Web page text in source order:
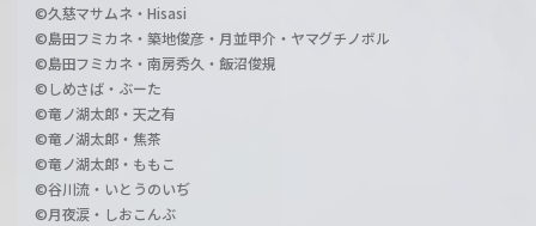
©久慈マサムネ・Hisasi
©島田フミカネ・築地俊彦・月並甲介・ヤマグチノボル
©島田フミカネ・南房秀久・飯沼俊規
©しめさば・ぶーた
©竜ノ湖太郎・天之有
©竜ノ湖太郎・焦茶
©竜ノ湖太郎・ももこ
©谷川流・いとうのいぢ
©月夜涙・しおこんぶ